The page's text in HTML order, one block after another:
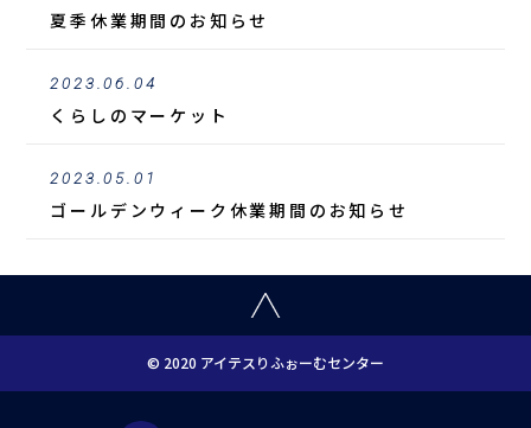
夏季休業期間のお知らせ
2023.06.04
くらしのマーケット
2023.05.01
ゴールデンウィーク休業期間のお知らせ
© 2020 アイテスりふぉーむセンター